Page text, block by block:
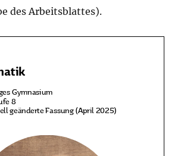
des Arbeitsblattes).